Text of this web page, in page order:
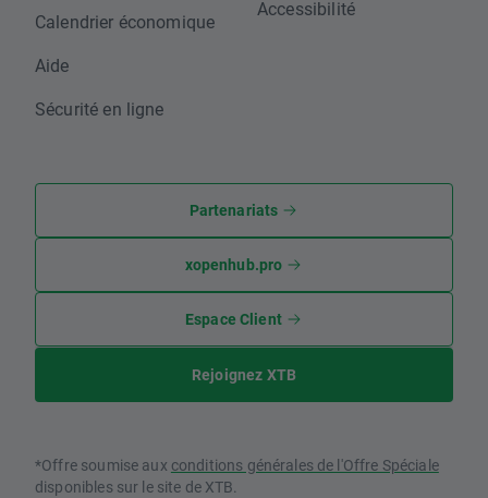
Calendrier économique
Aide
Sécurité en ligne
Accessibilité
Partenariats
xopenhub.pro
Espace Client
Rejoignez XTB
*Offre soumise aux conditions générales de l'Offre Spéciale
disponibles sur le site de XTB.